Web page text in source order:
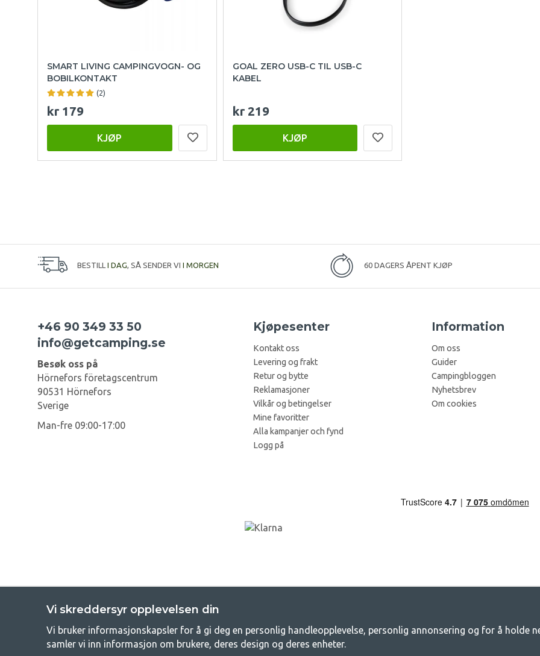
SMART LIVING CAMPINGVOGN- OG
BOBILKONTAKT
(2)
kr 179
KJØP
GOAL ZERO USB-C TIL USB-C
KABEL
kr 219
KJØP
BESTILL I DAG, SÅ SENDER VI I MORGEN 60 DAGERS ÅPENT KJØP
+46 90 349 33 50
info@getcamping.se
Besøk oss på
Hörnefors företagscentrum
90531 Hörnefors
Sverige
Man-fre 09:00-17:00
Kjøpesenter
Kontakt oss
Levering og frakt
Retur og bytte
Reklamasjoner
Vilkår og betingelser
Mine favoritter
Alla kampanjer och fynd
Logg på
Information
Om oss
Guider
Campingbloggen
Nyhetsbrev
Om cookies
GetCamping - Din butikk for camping og
Vi skreddersyr opplevelsen din
Vi bruker informasjonskapsler for å gi deg en personlig handleopplevelse, personlig annonsering og for å holde
samler vi inn informasjon om brukere, deres design og deres enheter.